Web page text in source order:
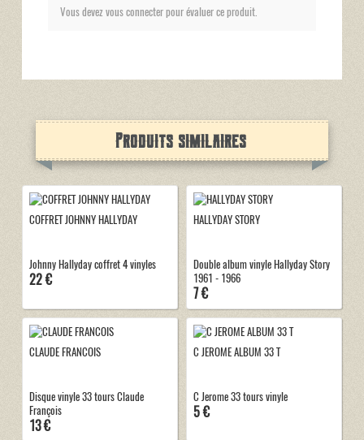
Vous devez vous connecter pour évaluer ce produit.
Produits similaires
COFFRET JOHNNY HALLYDAY
Johnny Hallyday coffret 4 vinyles
22 €
HALLYDAY STORY
Double album vinyle Hallyday Story
1961 - 1966
7 €
CLAUDE FRANCOIS
Disque vinyle 33 tours Claude
François
13 €
C JEROME ALBUM 33 T
C Jerome 33 tours vinyle
5 €